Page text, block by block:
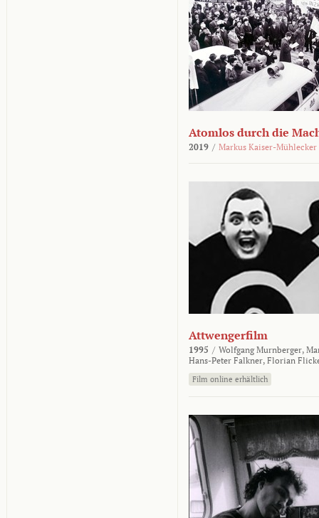
Atomlos durch die
2019 / Markus Kaiser-Mühlecker
Attwengerfilm
1995 / Wolfgang Murnberger,
Hans-Peter Falkner, Florian
Film online erhältlich